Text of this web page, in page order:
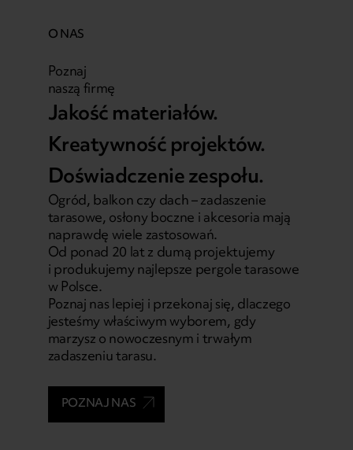
O NAS
Poznaj
naszą firmę
Jakość materiałów.
Kreatywność projektów.
Doświadczenie zespołu.
Ogród, balkon czy dach – zadaszenie
tarasowe, osłony boczne i akcesoria mają
naprawdę wiele zastosowań.
Od ponad 20 lat z dumą projektujemy
i produkujemy najlepsze pergole tarasowe
w Polsce.
Poznaj nas lepiej i przekonaj się, dlaczego
jesteśmy właściwym wyborem, gdy
marzysz o nowoczesnym i trwałym
zadaszeniu tarasu.
POZNAJ NAS